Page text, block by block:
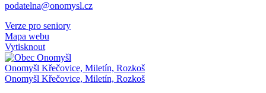
podatelna@onomysl.cz
Verze pro seniory
Mapa webu
Vytisknout
Onomyšl Křečovice, Miletín, Rozkoš
Onomyšl Křečovice, Miletín, Rozkoš